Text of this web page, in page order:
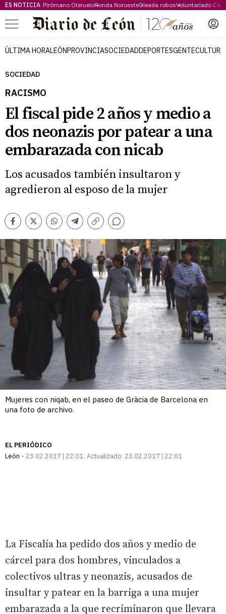
ES NOTICIA Pirómano OterueloRonda NoroesteOleada robosVoluntariado
Menú
ÚLTIMA HORALEÓNPROVINCIASOCIEDADDEPORTESGENTECULTURA
SOCIEDAD
RACISMO
El fiscal pide 2 años y medio a
dos neonazis por patear a una
embarazada con nicab
Los acusados también insultaron y
agredieron al esposo de la mujer
Facebook
TwitterWhatsappTelegram
Copiar
Comentarios
Mujeres con niqab, en el paseo de Gràcia de Barcelona en
una foto de archivo.
EL PERIÓDICO
León
23.02.2017 | 22:01 Actualizado: 23.02.2017 | 22:01
La Fiscalía ha pedido dos años y medio de
cárcel para dos hombres, vinculados a
colectivos ultras y neonazis, acusados de
insultar y patear en la barriga a una mujer
embarazada a la que recriminaron que llevara